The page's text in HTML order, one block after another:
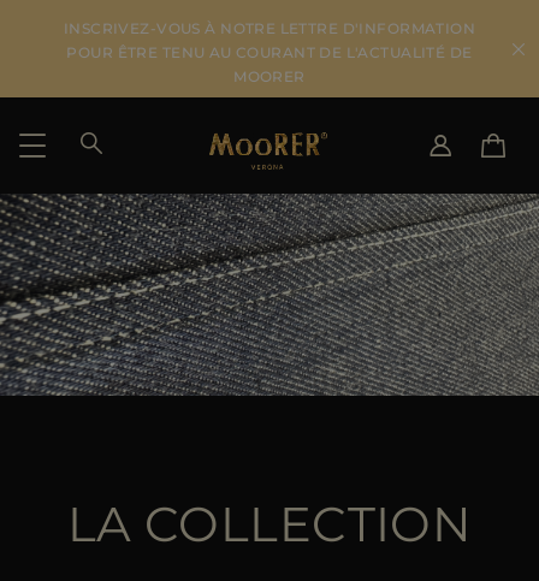
INSCRIVEZ-VOUS À NOTRE LETTRE D'INFORMATION
POUR ÊTRE TENU AU COURANT DE L'ACTUALITÉ DE
MOORER
PAYS DE LIVRAISON
IT
DE
US
JP
AU
ES
CHANGER DE LANGUE
EN
FR
VOIR LES RÉSULTATS
LA COLLECTION